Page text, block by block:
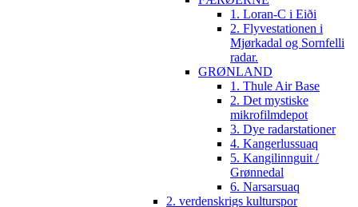
1. Loran-C i Eiði
2. Flyvestationen i
Mjørkadal og Sornfelli
radar.
GRØNLAND
1. Thule Air Base
2. Det mystiske
mikrofilmdepot
3. Dye radarstationer
4. Kangerlussuaq
5. Kangilinnguit /
Grønnedal
6. Narsarsuaq
2. verdenskrigs kulturspor